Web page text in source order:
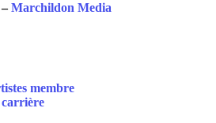
Marchildon Media
membre
carrière